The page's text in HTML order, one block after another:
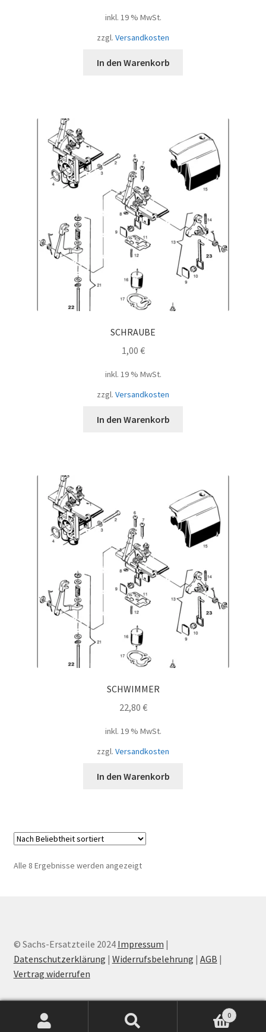
inkl. 19 % MwSt.
zzgl. Versandkosten
In den Warenkorb
SCHRAUBE
1,00 €
inkl. 19 % MwSt.
zzgl. Versandkosten
In den Warenkorb
SCHWIMMER
22,80 €
inkl. 19 % MwSt.
zzgl. Versandkosten
In den Warenkorb
Alle 8 Ergebnisse werden angezeigtNach
© Sachs-Ersatzteile 2024 Impressum |
Datenschutzerklärung | Widerrufsbelehrung | AGB |
Vertrag widerrufen
0